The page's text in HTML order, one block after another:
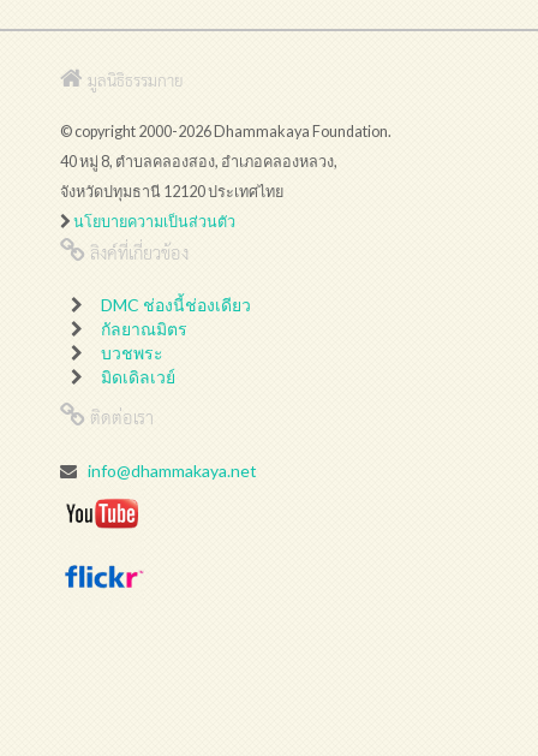
มูลนิธิธรรมกาย
© copyright 2000-2026 Dhammakaya Foundation.
40 หมู่ 8, ตำบลคลองสอง, อำเภอคลองหลวง,
จังหวัดปทุมธานี 12120 ประเทศไทย
นโยบายความเป็นส่วนตัว
ลิงค์ที่เกี่ยวข้อง
DMC ช่องนี้ช่องเดียว
กัลยาณมิตร
บวชพระ
มิดเดิลเวย์
ติดต่อเรา
info@dhammakaya.net